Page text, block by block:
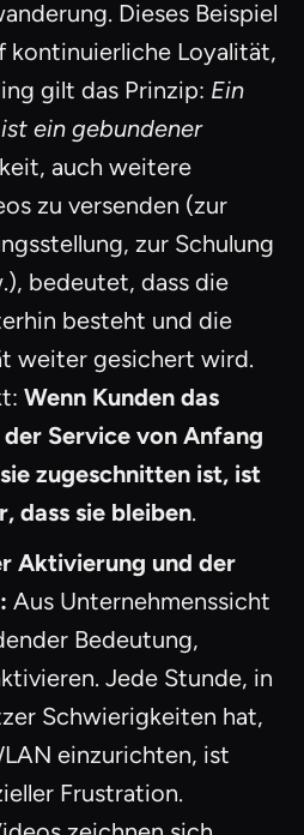
Dieses Beispiel
kontinuierliche Loyalität,
gilt das Prinzip: Ein
ein gebundener
auch weitere
zu versenden (zur
zur Schulung
bedeutet, dass die
besteht und die
weiter gesichert wird.
Wenn Kunden das
Service von Anfang
zugeschnitten ist, ist
dass sie bleiben.
Aktivierung und der
Aus Unternehmenssicht
Bedeutung,
Jede Stunde, in
Schwierigkeiten hat,
einzurichten, ist
Frustration.